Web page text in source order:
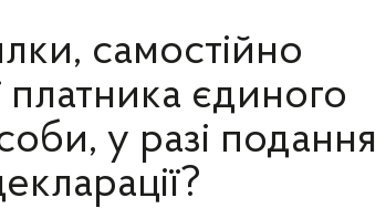
самостійно
платника єдиного
у разі подання